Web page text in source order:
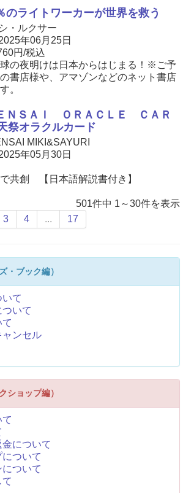
のライトワーカーが世界を救う
・ルクサー
年06月25日
円/税込
の夜明けは日本からはじまる！※ご予
書店様や、アマゾンなどのネット書店
。
ＮＳＡＩ ＯＲＡＣＬＥ ＣＡＲ
祭オラクルカード
MIKI&SAYURI
年05月30日
共創 【日本語解説書付き】
501件中 1～30件を表示
3 4 ... 17
・ブック編）
て
いて
ャンセル
ショップ編）
について
ついて
ついて